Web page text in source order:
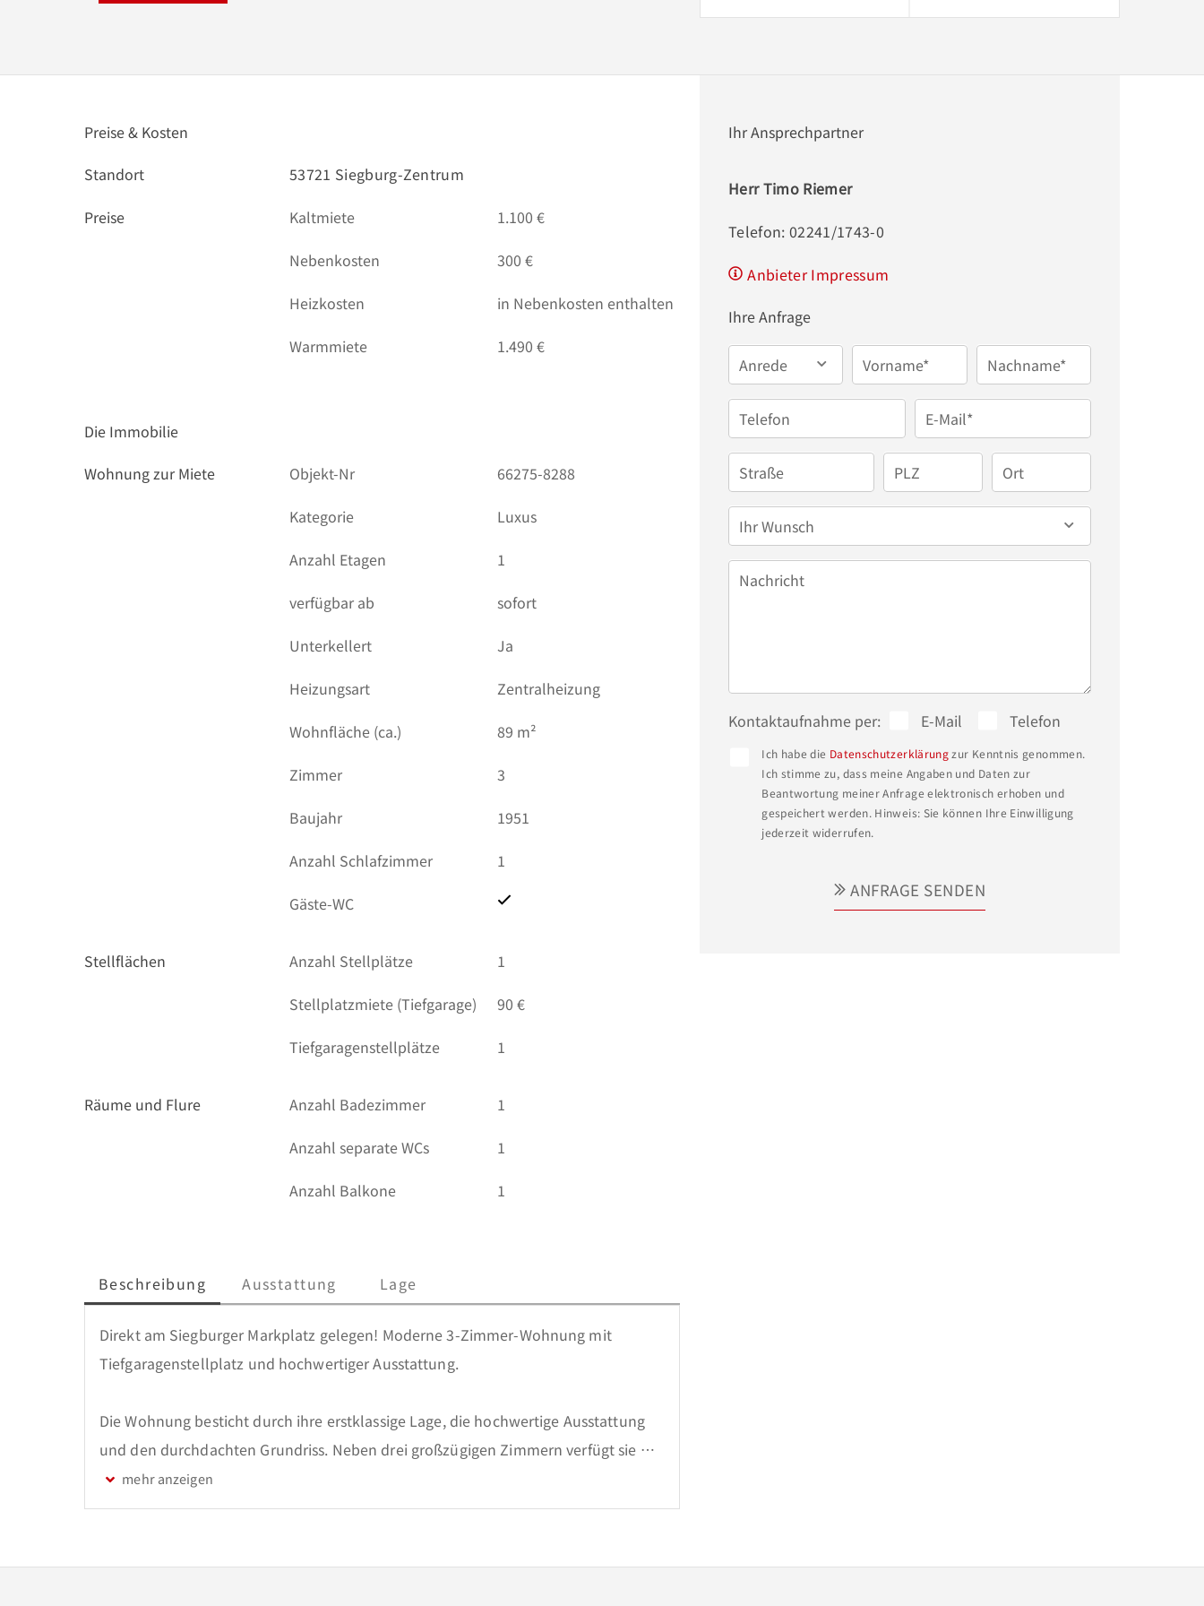
Preise & Kosten
Standort
53721 Siegburg-Zentrum
Preise
Kaltmiete
1.100 €
Nebenkosten
300 €
Heizkosten
in Nebenkosten enthalten
Warmmiete
1.490 €
Die Immobilie
Wohnung zur Miete
Objekt-Nr
66275-8288
Kategorie
Luxus
Anzahl Etagen
1
verfügbar ab
sofort
Unterkellert
Ja
Heizungsart
Zentralheizung
Wohnfläche (ca.)
89 m²
Zimmer
3
Baujahr
1951
Anzahl Schlafzimmer
1
Gäste-WC
Stellflächen Anzahl Stellplätze
1
Stellplatzmiete (Tiefgarage)
90 €
Tiefgaragenstellplätze
1
Räume und Flure Anzahl Badezimmer
1
Anzahl separate WCs
1
Anzahl Balkone
1
Beschreibung Ausstattung Lage
Direkt am Siegburger Markplatz gelegen! Moderne 3-Zimmer-Wohnung mit
Tiefgaragenstellplatz und hochwertiger Ausstattung.
Die Wohnung besticht durch ihre erstklassige Lage, die hochwertige Ausstattung
und den durchdachten Grundriss. Neben drei großzügigen Zimmern verfügt sie
über ein separates Gäste-WC auf der linken Seite des Flurs, während sich das helle
Schlafzimmer auf der rechten Seite befindet. Geradeaus gelangen Sie in den
herrlichen Blick auf den Marktplatz eröffnet. Auf der linken Seite des
Ihr Ansprechpartner
Herr Timo Riemer
Telefon: 02241/1743-0
Anbieter Impressum
Ihre Anfrage
Anrede Vorname* Nachname*
Telefon E-Mail*
Straße PLZ Ort
Ihr Wunsch
Nachricht
Kontaktaufnahme per: E-Mail Telefon
Ich habe die Datenschutzerklärung zur Kenntnis genommen.
Ich stimme zu, dass meine Angaben und Daten zur
Beantwortung meiner Anfrage elektronisch erhoben und
gespeichert werden. Hinweis: Sie können Ihre Einwilligung
jederzeit widerrufen.
ANFRAGE SENDEN